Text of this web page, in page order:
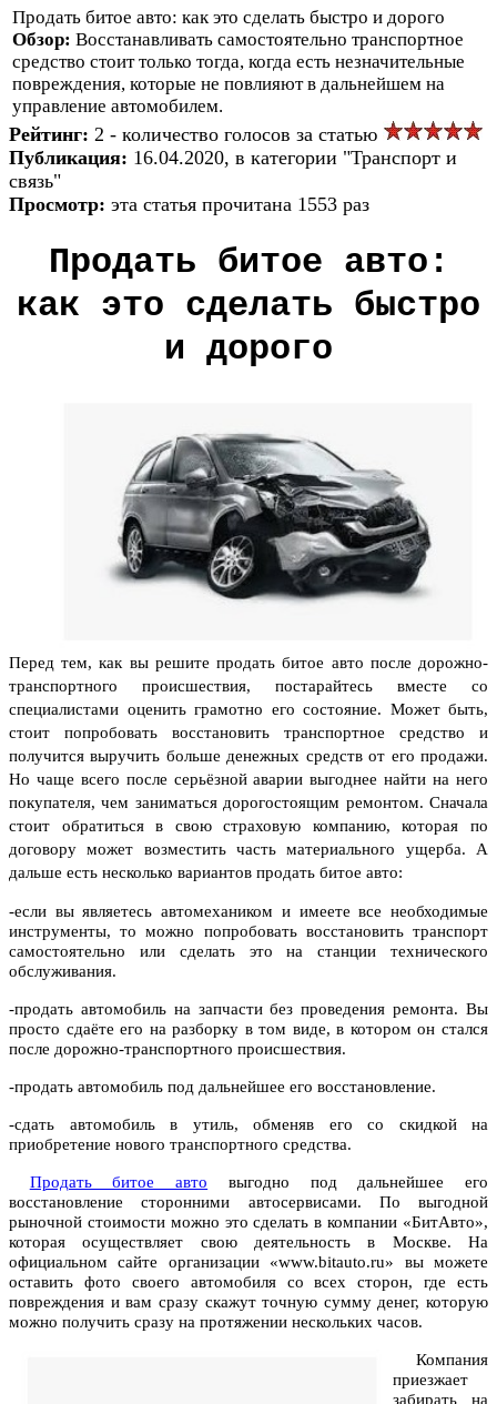
Продать битое авто: как это сделать быстро и дорого
Обзор: Восстанавливать самостоятельно транспортное
средство стоит только тогда, когда есть незначительные
повреждения, которые не повлияют в дальнейшем на
управление автомобилем.
Рейтинг: 2 - количество голосов за статью
Публикация: 16.04.2020, в категории "Транспорт и
связь"
Просмотр: эта статья прочитана 1553 раз
Продать битое авто:
как это сделать быстро
и дорого
Перед тем, как вы решите продать битое авто после дорожно-
транспортного происшествия, постарайтесь вместе со
специалистами оценить грамотно его состояние. Может быть,
стоит попробовать восстановить транспортное средство и
получится выручить больше денежных средств от его продажи.
Но чаще всего после серьёзной аварии выгоднее найти на него
покупателя, чем заниматься дорогостоящим ремонтом. Сначала
стоит обратиться в свою страховую компанию, которая по
договору может возместить часть материального ущерба. А
дальше есть несколько вариантов продать битое авто:
-если вы являетесь автомехаником и имеете все необходимые
инструменты, то можно попробовать восстановить транспорт
самостоятельно или сделать это на станции технического
обслуживания.
-продать автомобиль на запчасти без проведения ремонта. Вы
просто сдаёте его на разборку в том виде, в котором он стался
после дорожно-транспортного происшествия.
-продать автомобиль под дальнейшее его восстановление.
-сдать автомобиль в утиль, обменяв его со скидкой на
приобретение нового транспортного средства.
Продать битое авто выгодно под дальнейшее его
восстановление сторонними автосервисами. По выгодной
рыночной стоимости можно это сделать в компании «БитАвто»,
которая осуществляет свою деятельность в Москве. На
официальном сайте организации «www.bitauto.ru» вы можете
оставить фото своего автомобиля со всех сторон, где есть
повреждения и вам сразу скажут точную сумму денег, которую
можно получить сразу на протяжении нескольких часов.
Компания
приезжает
забирать на